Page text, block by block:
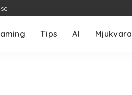
Tips AI Mjukvara